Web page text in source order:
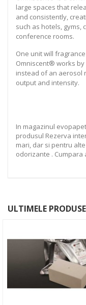
large spaces that
and consistently,
such as hotels, gyms,
conference rooms.
One unit will
Omniscent® works
instead of an aerosol
output and intensity.
In magazinul
produsul Rezerva
mari, dar si pentru
odorizante . Cumpara
ULTIMELE